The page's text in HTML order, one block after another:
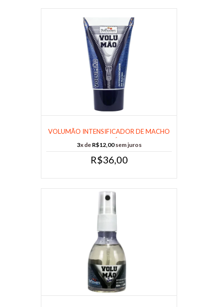
VOLUMÃO INTENSIFICADOR DE MACHO
25G - CÓ......
3x de R$12,00sem juros
R$36,00